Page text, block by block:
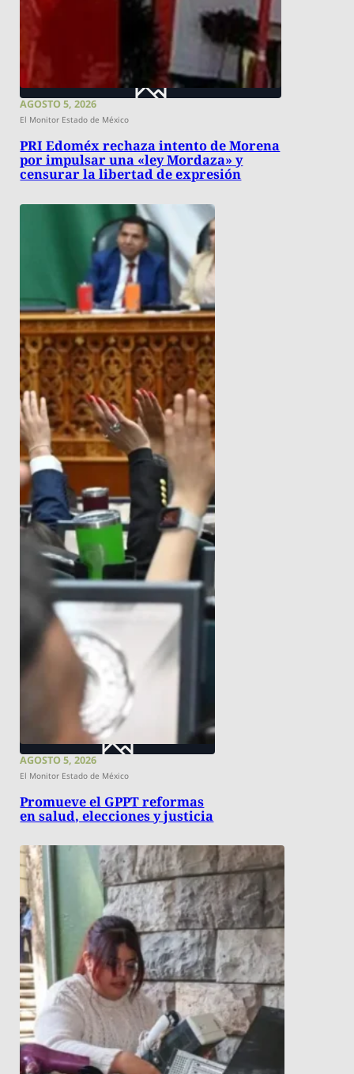
AGOSTO 5, 2026
El Monitor Estado de México
PRI Edoméx rechaza intento de Morena
por impulsar una «ley Mordaza» y
censurar la libertad de expresión
AGOSTO 5, 2026
El Monitor Estado de México
Promueve el GPPT reformas
en salud, elecciones y justicia